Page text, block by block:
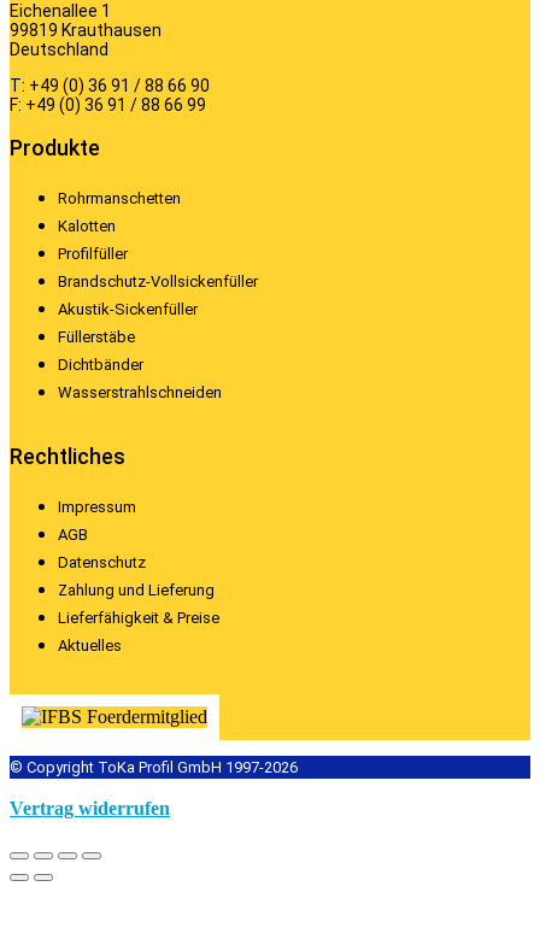
Eichenallee 1
99819 Krauthausen
Deutschland
T: +49 (0) 36 91 / 88 66 90
F: +49 (0) 36 91 / 88 66 99
Produkte
Rohrmanschetten
Kalotten
Profilfüller
Brandschutz-Vollsickenfüller
Akustik-Sickenfüller
Füllerstäbe
Dichtbänder
Wasserstrahlschneiden
Rechtliches
Impressum
AGB
Datenschutz
Zahlung und Lieferung
Lieferfähigkeit & Preise
Aktuelles
© Copyright ToKa Profil GmbH 1997-2026
Vertrag widerrufen